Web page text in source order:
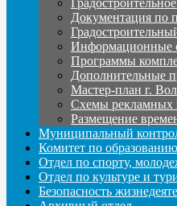
Документация по
Информационные
Программы
Дополнительные
Мастер-план г.
Схемы рекламных
Размещение
Муниципальный
Комитет по образованию
Отдел по спорту,
Отдел по культуре и
Безопасность